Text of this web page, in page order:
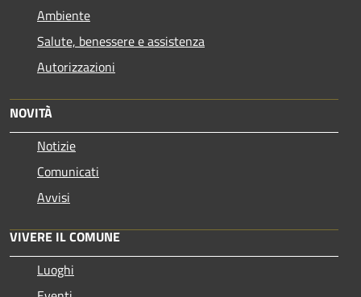
Ambiente
Salute, benessere e assistenza
Autorizzazioni
NOVITÀ
Notizie
Comunicati
Avvisi
VIVERE IL COMUNE
Luoghi